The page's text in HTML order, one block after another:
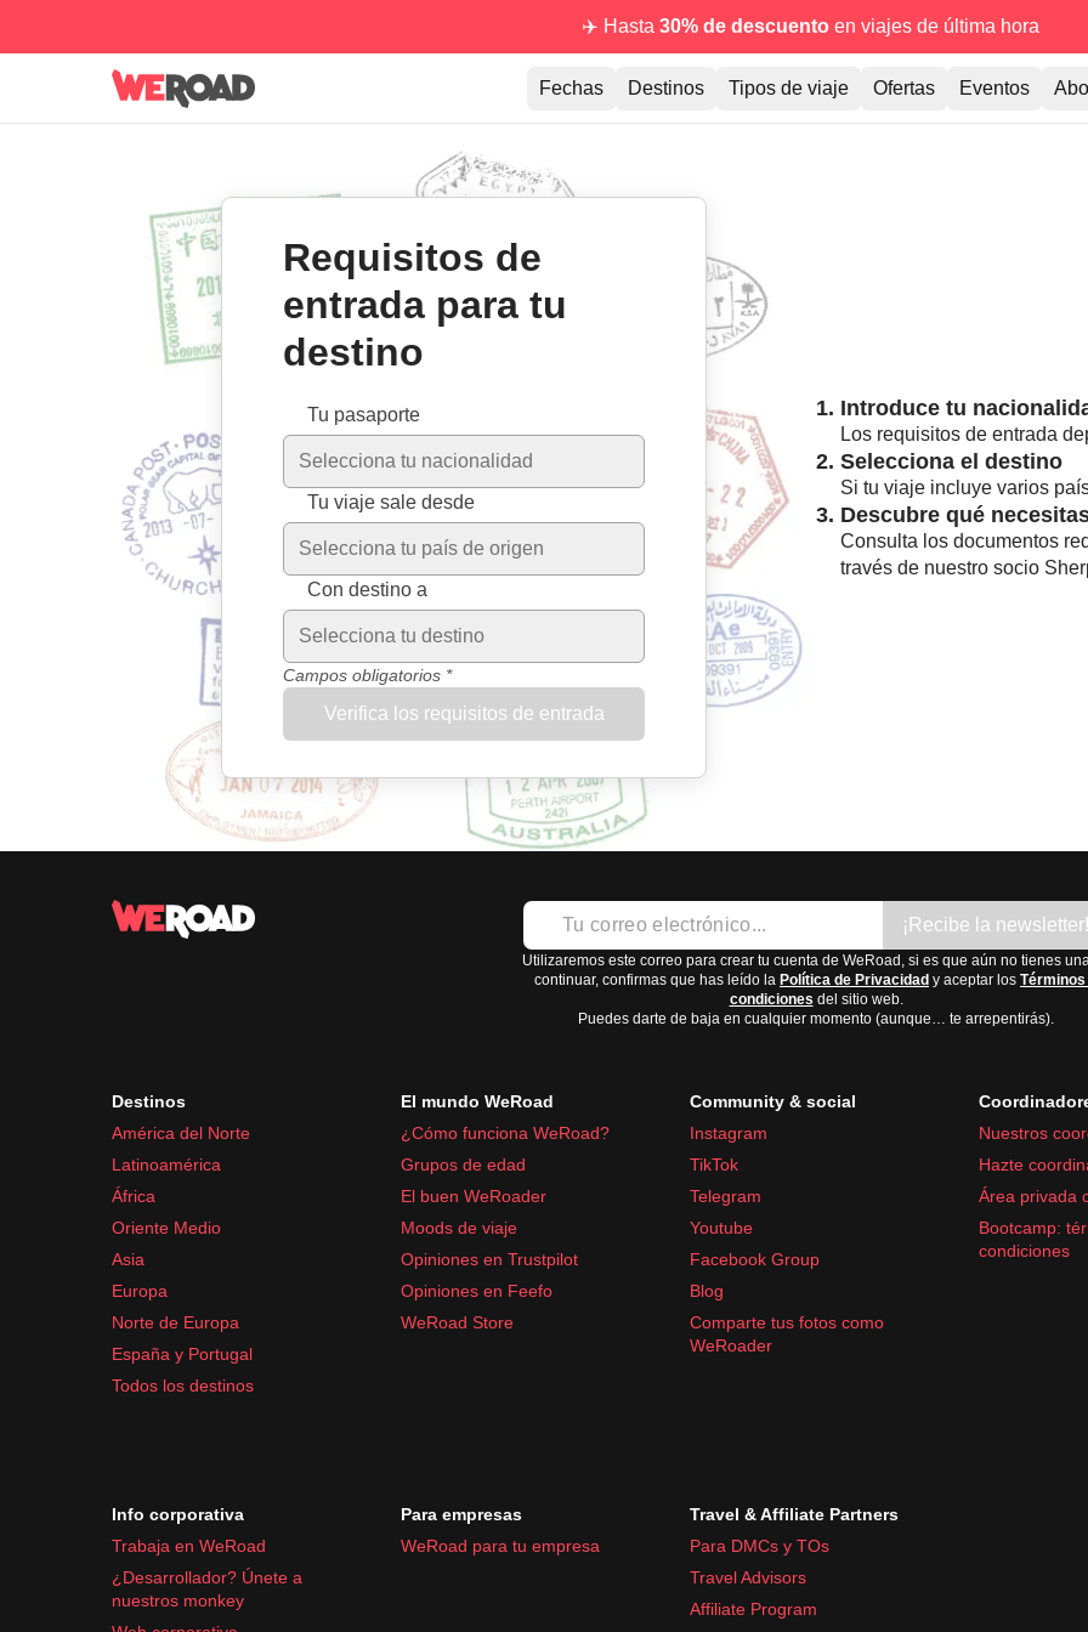
✈️ Hasta 30% de descuentoen viajes de última hora
Fechas Destinos Tipos de viaje Ofertas Eventos
Requisitos de
entrada para tu
destino
Los requisitos de entrada varían según tu nacionalidad y el destino: comprueba los tuyos en
Tu pasaporte
Selecciona tu nacionalidad
Tu viaje sale desde
Selecciona tu país de origen
Con destino a
Selecciona tu destino
Campos obligatorios *
Verifica los requisitos de entrada
1. Introduce tu
Los requisitos de entrada
2. Selecciona el destino
Si tu viaje incluye varios
3. Descubre qué
Consulta los documentos
través de nuestro socio
¡Recibe la newsletter!
Utilizaremos este correo para crear tu cuenta de WeRoad, si es que aún no tienes
continuar, confirmas que has leído la Política de Privacidad y aceptar los Términos
condiciones del sitio web.
Puedes darte de baja en cualquier momento (aunque… te arrepentirás).
Destinos
América del Norte
Latinoamérica
África
Oriente Medio
Asia
Europa
Norte de Europa
España y Portugal
Todos los destinos
El mundo WeRoad
¿Cómo funciona WeRoad?
Grupos de edad
El buen WeRoader
Moods de viaje
Opiniones en Trustpilot
Opiniones en Feefo
WeRoad Store
Community & social
Instagram
TikTok
Telegram
Youtube
Facebook Group
Blog
Comparte tus fotos como
WeRoader
Nuestros
Hazte
Área privada
Bootcamp:
condiciones
Info corporativa
Trabaja en WeRoad
¿Desarrollador? Únete a
nuestros monkey
Para empresas
WeRoad para tu empresa
Travel & Affiliate Partners
Para DMCs y TOs
Travel Advisors
Affiliate Program